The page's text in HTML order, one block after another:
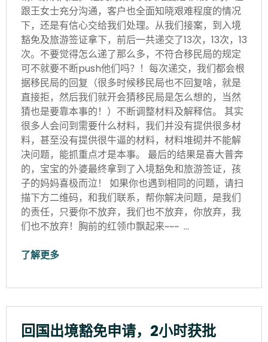
跟王女士充分沟通，客户也全面知晓艰难程度的情况
下，还是有信心交给我们处理。从我们接案，到入境
豁免及旅游签证拿下，前后一共递交了13次，13次，13
次。不要觉得怎么递了那么多，不符合移民局的规定
可不就要不断push他们吗？！每次递交，我们都会根
据移民局的回复（很多时候移民局也不回复啥，就是
直接拒，然后我们就开会猜移民局是怎么想的，当然
猜也是要靠本事的！）不断调整材料及解释信。 其实
很多人会问到需要什么材料，我们并没有提供很多材
料，甚至没有提供很牛逼的材料，材料堆砌并不能解
决问题，能抓重点才是本事。 最后的结果是喜大普奔
的，宝宝的外婆最终拿到了入境豁免和旅游签证，孩
子的妈妈喜极而泣！ 如果你也遇到相同的问题，请扫
描下方二维码，和我们联系，帮你解决问题，是我们
的责任，只要你不放弃，我们也不放弃，你放弃，我
们也不放弃！胸前的红领巾飘起来~~~ …
了解更多
回国出境豁免申请，2小时获批